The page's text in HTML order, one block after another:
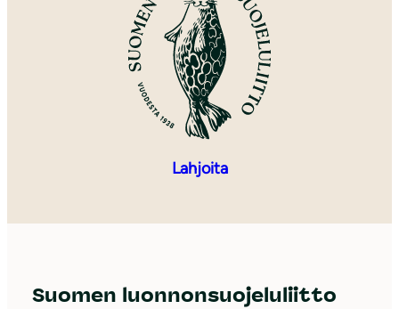
Lahjoita
Suomen luonnonsuojeluliitto